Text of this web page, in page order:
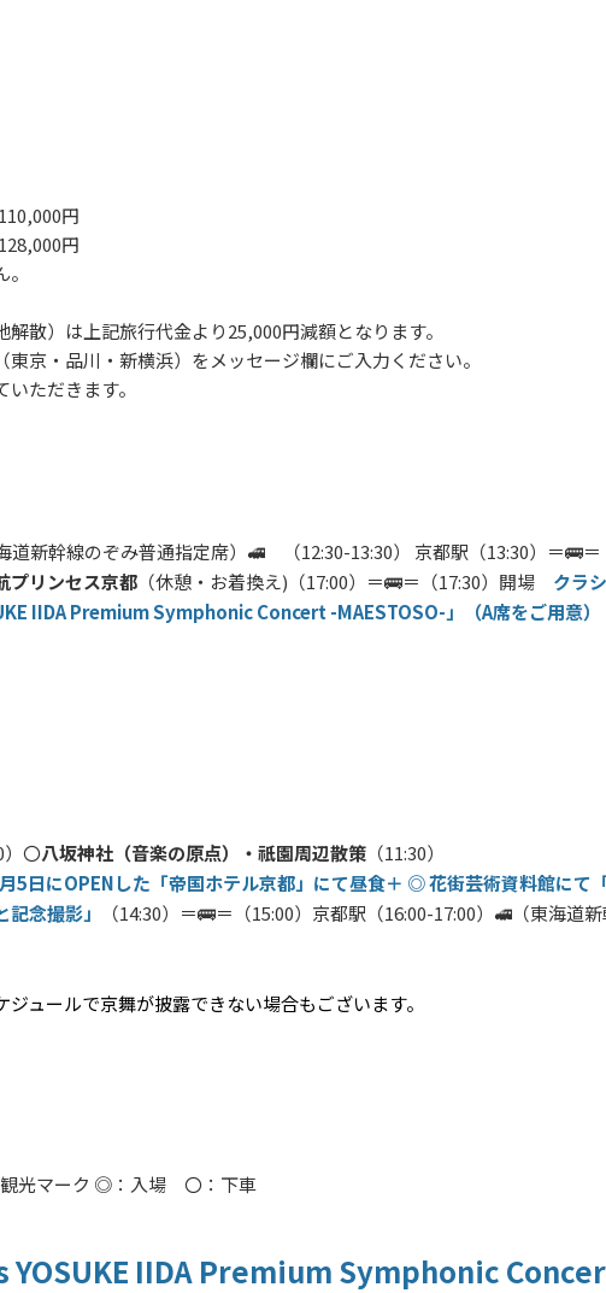
円
円
散）は上記旅行代金より25,000円減額となります。
京・品川・新横浜）をメッセージ欄にご入力ください。
ただきます。
道新幹線のぞみ普通指定席）🚅 （12:30-13:30） 京都駅（13:30）＝🚌＝
プリンセス京都 （休憩・お着換え)（17:00）＝🚌＝（17:30）開場 クラ
IIDA Premium Symphonic Concert -MAESTOSO-」（A席をご用意）
）〇八坂神社（音楽の原点）・祇園周辺散策 （11:30）
5日にOPENした「帝国ホテル京都」にて昼食＋ ◎ 花街芸術資料館にて
念撮影」
（14:30）＝🚌＝（15:00）京都駅（16:00-17:00）🚅（東海道
ュールで京舞が披露できない場合もございます。
マーク ◎：入場 〇：下車
IIDA Premium Symphonic